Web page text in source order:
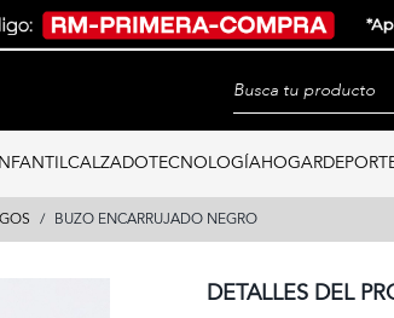
CALZADOTECNOLOGÍAHOGAR
BUZO ENCARRUJADO NEGRO
DETALLES DEL